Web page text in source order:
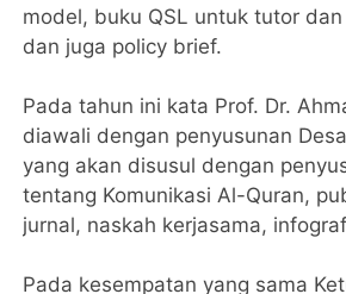
model, buku QSL untuk tutor
dan juga policy brief.
‎Pada tahun ini kata Prof. Dr.
diawali dengan penyusunan
yang akan disusul dengan
tentang Komunikasi Al-Quran,
jurnal, naskah kerjasama,
‎Pada kesempatan yang sama